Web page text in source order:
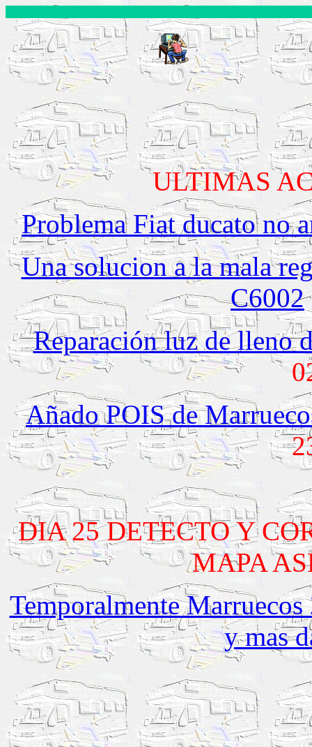
ULTIMAS
Problema Fiat ducato no
Una solucion a la mala
C6002
Reparación luz de lleno
Añado POIS de
DIA 25 DETECTO Y
MAPA
Temporalmente
y mas